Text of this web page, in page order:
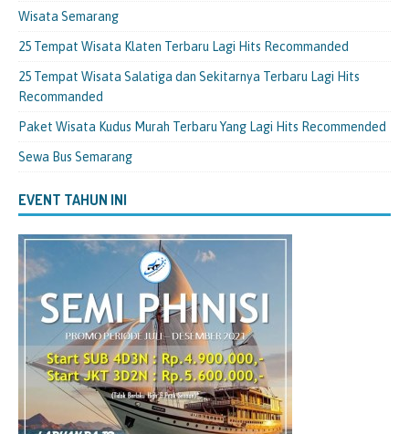
Wisata Semarang
25 Tempat Wisata Klaten Terbaru Lagi Hits Recommanded
25 Tempat Wisata Salatiga dan Sekitarnya Terbaru Lagi Hits
Recommanded
Paket Wisata Kudus Murah Terbaru Yang Lagi Hits Recommended
Sewa Bus Semarang
EVENT TAHUN INI